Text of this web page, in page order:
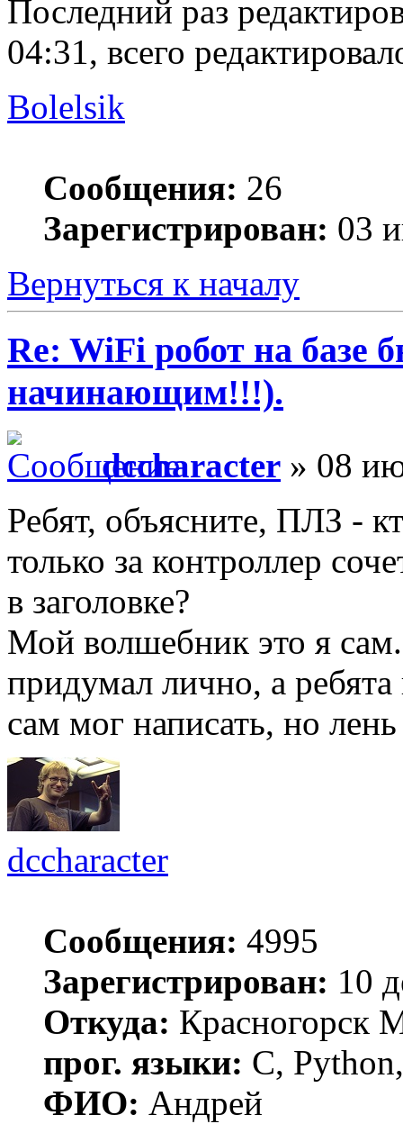
Последний раз
04:31, всего
Bolelsik
Сообщения: 26
Зарегистрирован: 03
Вернуться к началу
Re: WiFi робот на базе
начинающим!!!).
dccharacter » 08
Ребят, объясните, ПЛЗ -
только за контроллер
в заголовке?
Мой волшебник это я
придумал лично, а
сам мог написать, но
dccharacter
Сообщения: 4995
Зарегистрирован: 10
Откуда: Красногорск
прог. языки: C,
ФИО: Андрей